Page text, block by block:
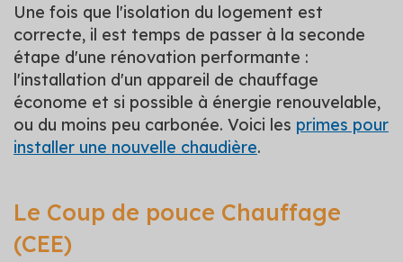
Une fois que l'isolation du logement est
correcte, il est temps de passer à la seconde
étape d'une rénovation performante :
l'installation d'un appareil de chauffage
économe et si possible à énergie renouvelable,
ou du moins peu carbonée. Voici les primes pour
installer une nouvelle chaudière.
Le Coup de pouce Chauffage
(CEE)